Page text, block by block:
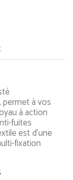
à vos
à action
fuites
est d'une
fixation